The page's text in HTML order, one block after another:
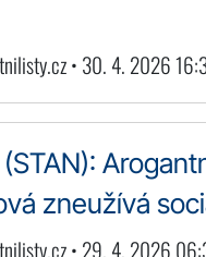
• 30. 4. 2026
zneužívá
• 29. 4. 2026